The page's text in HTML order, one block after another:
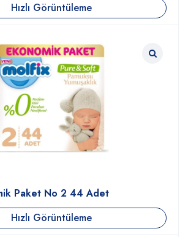
Hızlı Görüntüleme
Paket No 2 44 Adet
Hızlı Görüntüleme